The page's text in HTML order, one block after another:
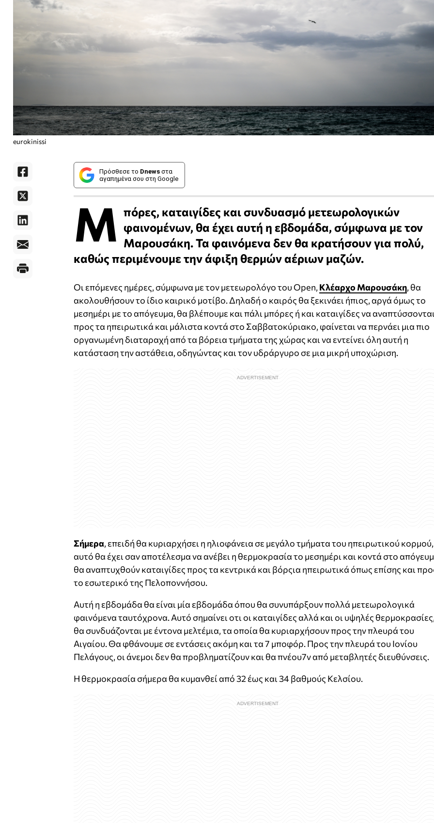
eurokinissi
Πρόσθεσε το Dnews στα
αγαπημένα σου στη Google
Μ πόρες, καταιγίδες και συνδυασμό μετεωρολογικών
φαινομένων, θα έχει αυτή η εβδομάδα, σύμφωνα με τον
Μαρουσάκη. Τα φαινόμενα δεν θα κρατήσουν για πολύ,
καθώς περιμένουμε την άφιξη θερμών αέριων μαζών.
Οι επόμενες ημέρες, σύμφωνα με τον μετεωρολόγο του Open, Κλέαρχο Μαρουσάκη, θα
ακολουθήσουν το ίδιο καιρικό μοτίβο. Δηλαδή ο καιρός θα ξεκινάει ήπιος, αργά όμως το
μεσημέρι με το απόγευμα, θα βλέπουμε και πάλι μπόρες ή και καταιγίδες να
προς τα ηπειρωτικά και μάλιστα κοντά στο Σαββατοκύριακο, φαίνεται να περνάει μια πιο
οργανωμένη διαταραχή από τα βόρεια τμήματα της χώρας και να εντείνει όλη αυτή η
κατάσταση την αστάθεια, οδηγώντας και τον υδράργυρο σε μια μικρή υποχώριση.
Σήμερα, επειδή θα κυριαρχήσει η ηλιοφάνεια σε μεγάλο τμήματα του ηπειρωτικού κορμού,
αυτό θα έχει σαν αποτέλεσμα να ανέβει η θερμοκρασία το μεσημέρι και κοντά στο
θα αναπτυχθούν καταιγίδες προς τα κεντρικά και βόρςια ηπειρωτικά όπως επίσης και
το εσωτερικό της Πελοποννήσου.
Αυτή η εβδομάδα θα είναι μία εβδομάδα όπου θα συνυπάρξουν πολλά μετεωρολογικά
φαινόμενα ταυτόχρονα. Αυτό σημαίνει οτι οι καταιγίδες αλλά και οι υψηλές
θα συνδυάζονται με έντονα μελτέμια, τα οποία θα κυριαρχήσουν προς την πλeυρά του
Αιγαίου. Θα φθάνουμε σε εντάσεις ακόμη και τα 7 μποφόρ. Προς την πλευρά του Ιονίου
Πελάγους, οι άνεμοι δεν θα προβληματίζουν και θα πνέου7ν από μεταβλητές διευθύνσεις.
Η θερμοκρασία σήμερα θα κυμανθεί από 32 έως και 34 βαθμούς Κελσίου.